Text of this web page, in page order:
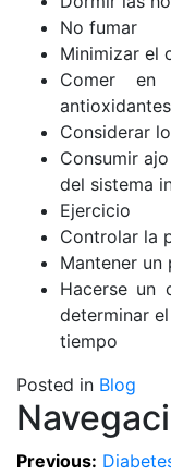
No fumar
Minimizar el
Comer en
Considerar
Consumir
del sistema
Ejercicio
Controlar la
Mantener un
Hacerse un
determinar
tiempo
Posted in Blog
Previous: